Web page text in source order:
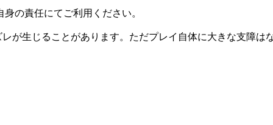
の責任にてご利用ください。
が生じることがあります。ただプレイ自体に大きな支障は